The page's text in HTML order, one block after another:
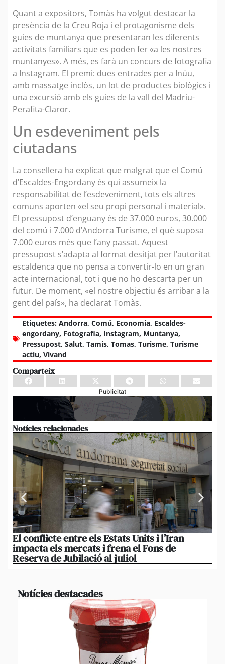
Quant a expositors, Tomàs ha volgut destacar la
presència de la Creu Roja i el protagonisme dels
guies de muntanya que presentaran les diferents
activitats familiars que es poden fer «a les nostres
muntanyes». A més, es farà un concurs de fotografia
a Instagram. El premi: dues entrades per a Inúu,
amb massatge inclòs, un lot de productes biològics i
una excursió amb els guies de la vall del Madriu-
Perafita-Claror.
Un esdeveniment pels
ciutadans
La consellera ha explicat que malgrat que el Comú
d’Escaldes-Engordany és qui assumeix la
responsabilitat de l’esdeveniment, tots els altres
comuns aporten «el seu propi personal i material».
El pressupost d’enguany és de 37.000 euros, 30.000
del comú i 7.000 d’Andorra Turisme, el què suposa
7.000 euros més que l’any passat. Aquest
pressupost s’adapta al format desitjat per l’autoritat
escaldenca que no pensa a convertir-lo en un gran
acte internacional, tot i que no ho descarta per un
futur. De moment, «el nostre objectiu és arribar a la
gent del país», ha declarat Tomàs.
Etiquetes: Andorra, Comú, Economia, Escaldes-
engordany, Fotografia, Instagram, Muntanya,
Pressupost, Salut, Tamis, Tomas, Turisme, Turisme
actiu, Vivand
Comparteix
Publicitat
Notícies relacionades
El conflicte entre els Estats Units i l’Iran
impacta els mercats i frena el Fons de
Reserva de Jubilació al juliol
Notícies destacades